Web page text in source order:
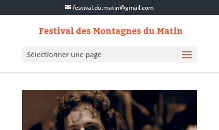
festival.du.matin@gmail.com
Sélectionner une page